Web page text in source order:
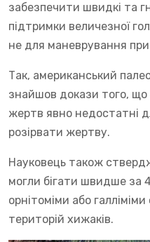
забезпечити швидкі та
підтримки величезної
не для маневрування
Так, американський
знайшов докази того, що
жертв явно недостатні
розірвати жертву.
Науковець також
могли бігати швидше за
орнітоміми або
територій хижаків.